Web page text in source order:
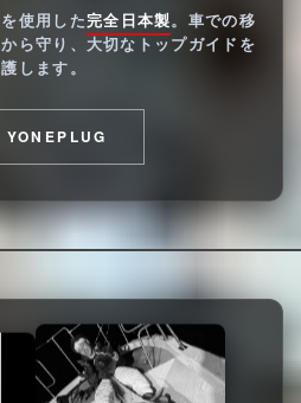
使用した完全日本製。車での移
ら守り、大切なトップガイドを
します。
YONEPLUG